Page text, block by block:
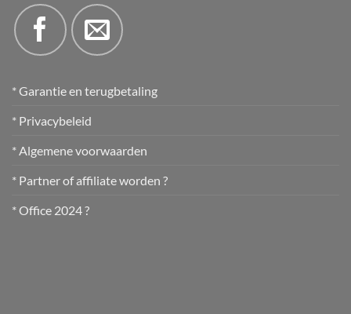
* Garantie en terugbetaling
* Privacybeleid
* Algemene voorwaarden
* Partner of affiliate worden ?
* Office 2024 ?